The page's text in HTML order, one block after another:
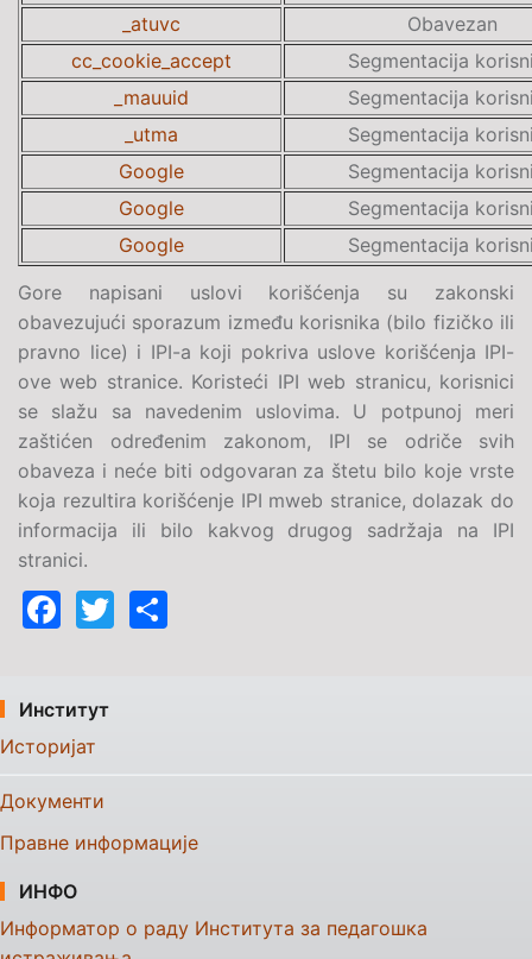
_atuvc
Obavezan
cc_cookie_accept
Segmentacija
_mauuid
Segmentacija
_utma
Segmentacija
Google
Segmentacija
Google
Segmentacija
Google
Segmentacija
Gore napisani uslovi korišćenja su zakonski
obavezujući sporazum između korisnika (bilo fizičko ili
pravno lice) i IPI-a koji pokriva uslove korišćenja IPI-
ove web stranice. Koristeći IPI web stranicu, korisnici
se slažu sa navedenim uslovima. U potpunoj meri
zaštićen određenim zakonom, IPI se odriče svih
obaveza i neće biti odgovaran za štetu bilo koje vrste
koja rezultira korišćenje IPI mweb stranice, dolazak do
informacija ili bilo kakvog drugog sadržaja na IPI
stranici.
Facebook
Twitter
Институт
Историјат
Документи
Правне информације
ИНФО
Информатор о раду Института за педагошка